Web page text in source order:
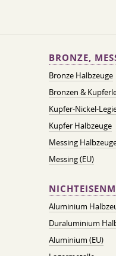
BRONZE,
Bronze Halbzeuge
Bronzen &
Kupfer-Nickel-
Kupfer Halbzeuge
Messing
Messing (EU)
Aluminium
Duraluminium
Aluminium (EU)